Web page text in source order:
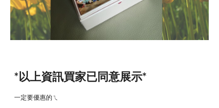
*以上資訊買家已同意展示*
一定要優惠的ㄟ